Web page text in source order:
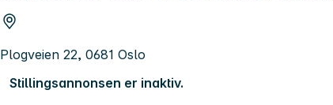
Plogveien 22, 0681 Oslo
Stillingsannonsen er inaktiv.